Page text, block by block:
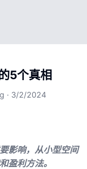
5个真相
· 3/2/2024
影响，从小型空间
盈利方法。